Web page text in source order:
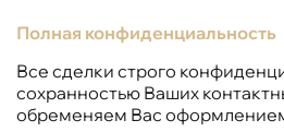
Полная конфиденциальность
Все сделки строго
сохранностью Ваших
обременяем Вас